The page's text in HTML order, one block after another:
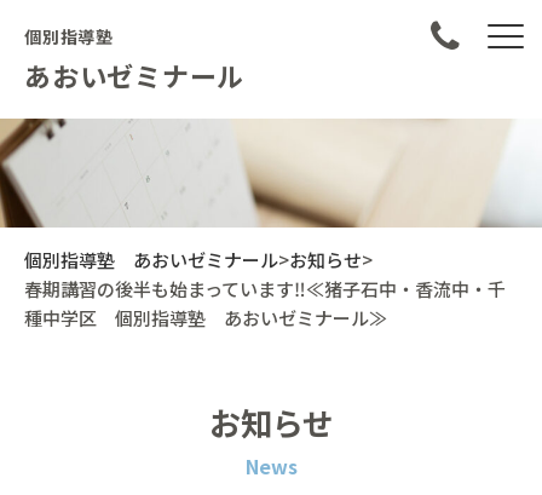
個別指導塾
あおいゼミナール
個別指導塾 あおいゼミナール>お知らせ>
春期講習の後半も始まっています‼≪猪子石中・香流中・千
種中学区 個別指導塾 あおいゼミナール≫
お知らせ
News